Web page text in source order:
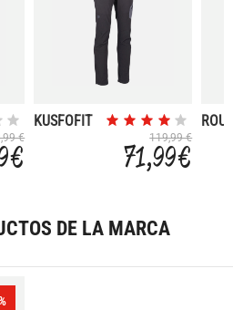
€
€
KUSFOFIT
119,99 €
71,99 €
DE LA MARCA